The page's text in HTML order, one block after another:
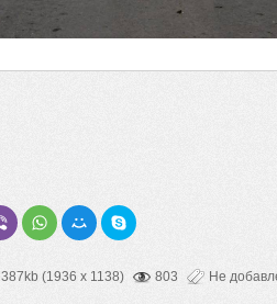
387kb (1936 x 1138) 803 Не